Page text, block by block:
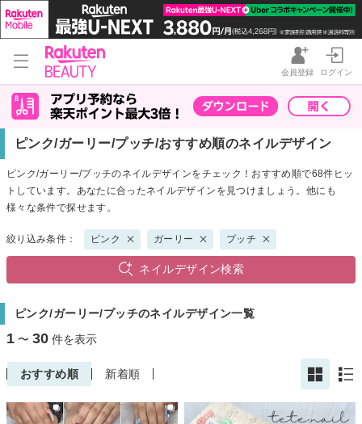
会員登録 ログイン
ピンク/ガーリー/プッチ/おすすめ順のネイルデザイン
ピンク/ガーリー/プッチのネイルデザインをチェック！おすすめ順で68件ヒッ
トしています。あなたに合ったネイルデザインを見つけましょう。他にも
様々な条件で探せます。
絞り込み条件： ピンク ガーリー プッチ
ネイルデザイン検索
ピンク/ガーリー/プッチのネイルデザイン一覧
1 〜 30 件を表示
おすすめ順 新着順